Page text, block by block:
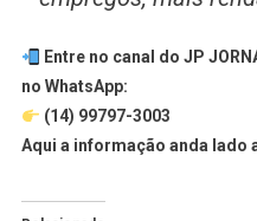
Entre no canal do JP
no WhatsApp:
(14) 99797-3003
Aqui a informação anda lado